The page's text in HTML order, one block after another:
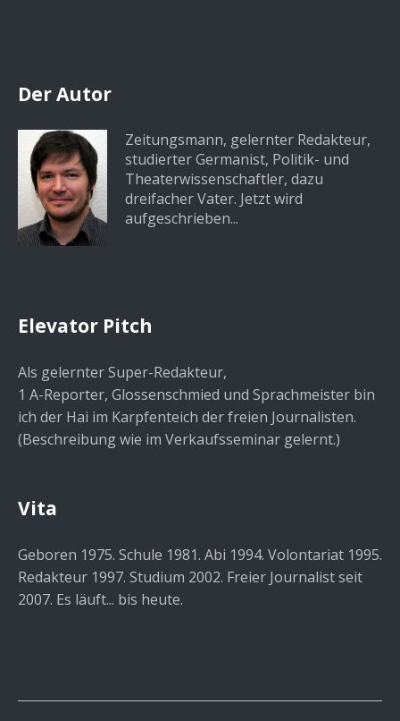
Der Autor
Zeitungsmann, gelernter Redakteur,
studierter Germanist, Politik- und
Theaterwissenschaftler, dazu
dreifacher Vater. Jetzt wird
aufgeschrieben...
Elevator Pitch
Als gelernter Super-Redakteur,
1 A-Reporter, Glossenschmied und Sprachmeister bin
ich der Hai im Karpfenteich der freien Journalisten.
(Beschreibung wie im Verkaufsseminar gelernt.)
Vita
Geboren 1975. Schule 1981. Abi 1994. Volontariat 1995.
Redakteur 1997. Studium 2002. Freier Journalist seit
2007. Es läuft... bis heute.